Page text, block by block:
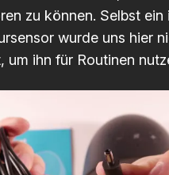
zu können. Selbst ein
wurde uns hier
um ihn für Routinen